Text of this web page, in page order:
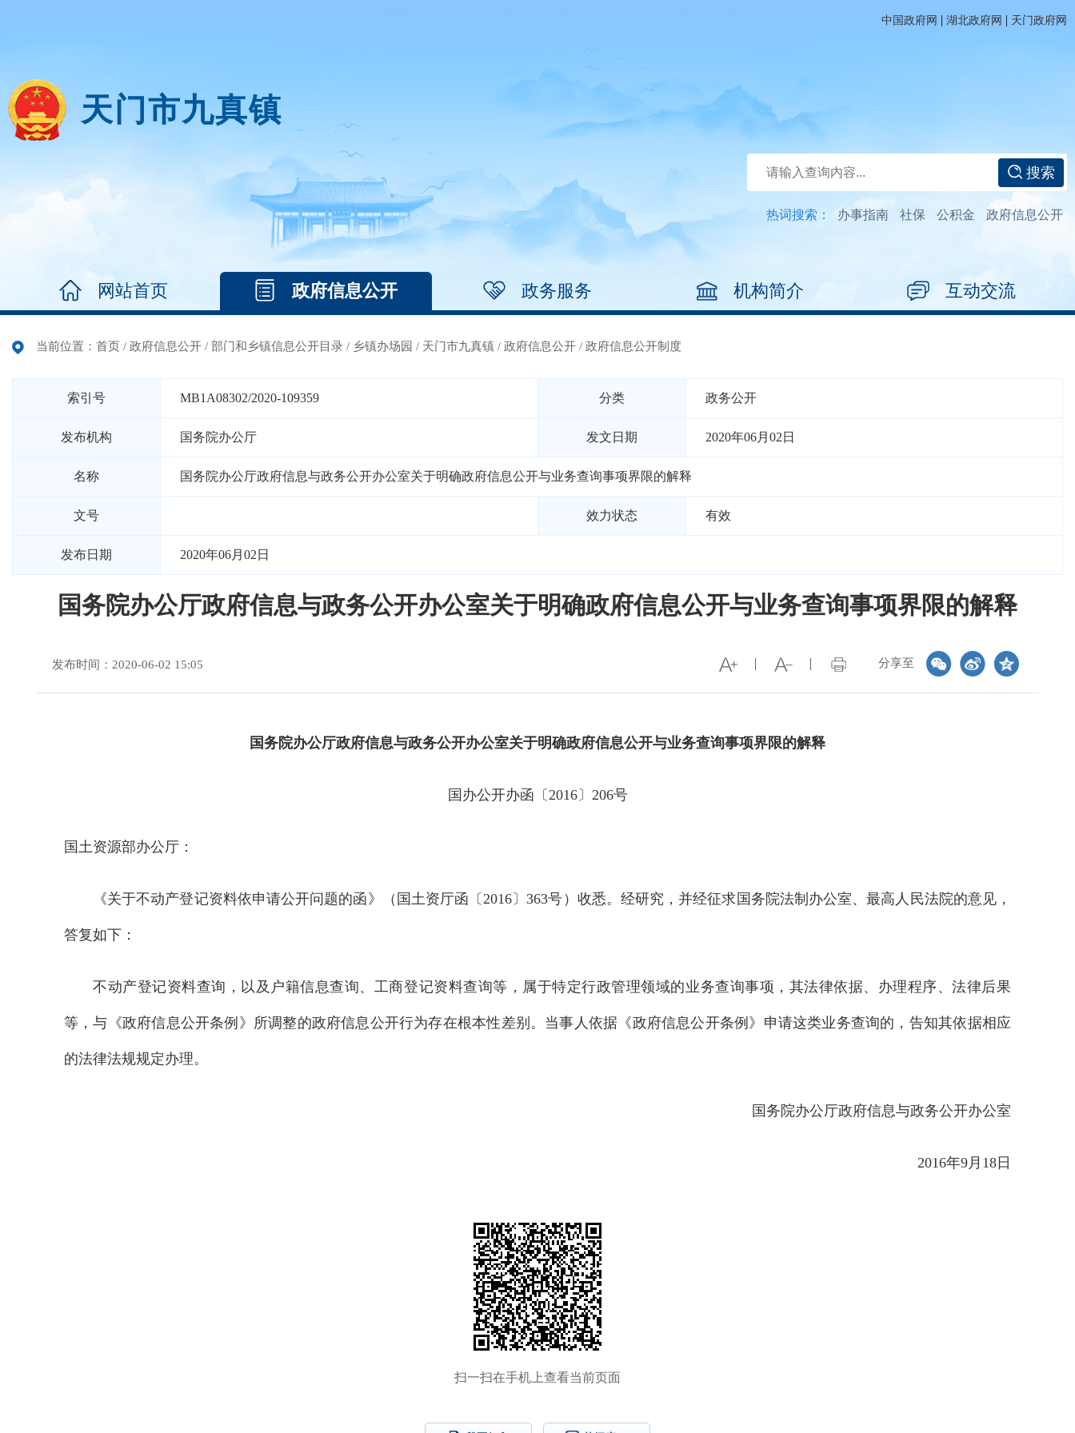
中国政府网 | 湖北政府网 | 天门政府网
天门市九真镇
搜索
热词搜索： 办事指南 社保 公积金 政府信息公开
网站首页 政府信息公开 政务服务 机构简介 互动交流
当前位置： 首页 / 政府信息公开 / 部门和乡镇信息公开目录 / 乡镇办场园 / 天门市九真镇 / 政府信息公开 / 政府信息公开制度
索引号 MB1A08302/2020-109359 分类 政务公开
发布机构 国务院办公厅 发文日期 2020年06月02日
名称 国务院办公厅政府信息与政务公开办公室关于明确政府信息公开与业务查询事项界限的解释
文号 效力状态 有效
发布日期 2020年06月02日
国务院办公厅政府信息与政务公开办公室关于明确政府信息公开与业务查询事项界限的解释
分享至
发布时间：2020-06-02 15:05
国务院办公厅政府信息与政务公开办公室关于明确政府信息公开与业务查询事项界限的解释
国办公开办函〔2016〕206号
国土资源部办公厅：
《关于不动产登记资料依申请公开问题的函》（国土资厅函〔2016〕363号）收悉。经研究，并经征求国务院法制办公室、最高人民法院的意见，
答复如下：
不动产登记资料查询，以及户籍信息查询、工商登记资料查询等，属于特定行政管理领域的业务查询事项，其法律依据、办理程序、法律后果
等，与《政府信息公开条例》所调整的政府信息公开行为存在根本性差别。当事人依据《政府信息公开条例》申请这类业务查询的，告知其依据相应
的法律法规规定办理。
国务院办公厅政府信息与政务公开办公室
2016年9月18日
扫一扫在手机上查看当前页面